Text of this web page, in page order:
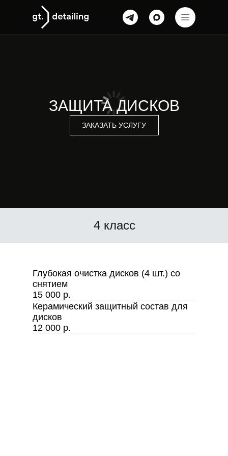
ЗАЩИТА ДИСКОВ
ЗАКАЗАТЬ УСЛУГУ
4 класс
Глубокая очистка дисков (4 шт.) со
снятием
15 000 р.
Керамический защитный состав для
дисков
12 000 р.